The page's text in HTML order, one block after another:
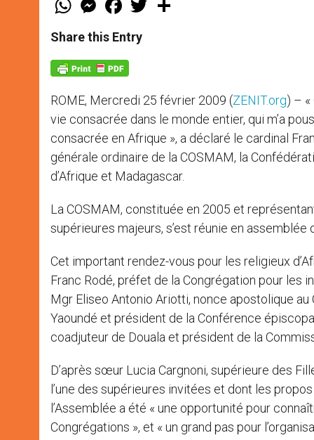
t
s
p
p
e
s
e
g
e
a
e
b
k
w
Share this Entry
ROME, Mercredi 25 février 2009 (ZENIT.org) –
vie consacrée dans le monde entier, qui m’a
consacrée en Afrique », a déclaré le cardinal
générale ordinaire de la COSMAM, la
d’Afrique et Madagascar.
La COSMAM, constituée en 2005 et
supérieures majeurs, s’est réunie en assemblée
Cet important rendez-vous pour les religieux
Franc Rodé, préfet de la Congrégation pour
Mgr Eliseo Antonio Ariotti, nonce apostolique
Yaoundé et président de la Conférence
coadjuteur de Douala et président de la
D’après sœur Lucia Cargnoni, supérieure des
l’une des supérieures invitées et dont les
l’Assemblée a été « une opportunité pour
Congrégations », et « un grand pas pour